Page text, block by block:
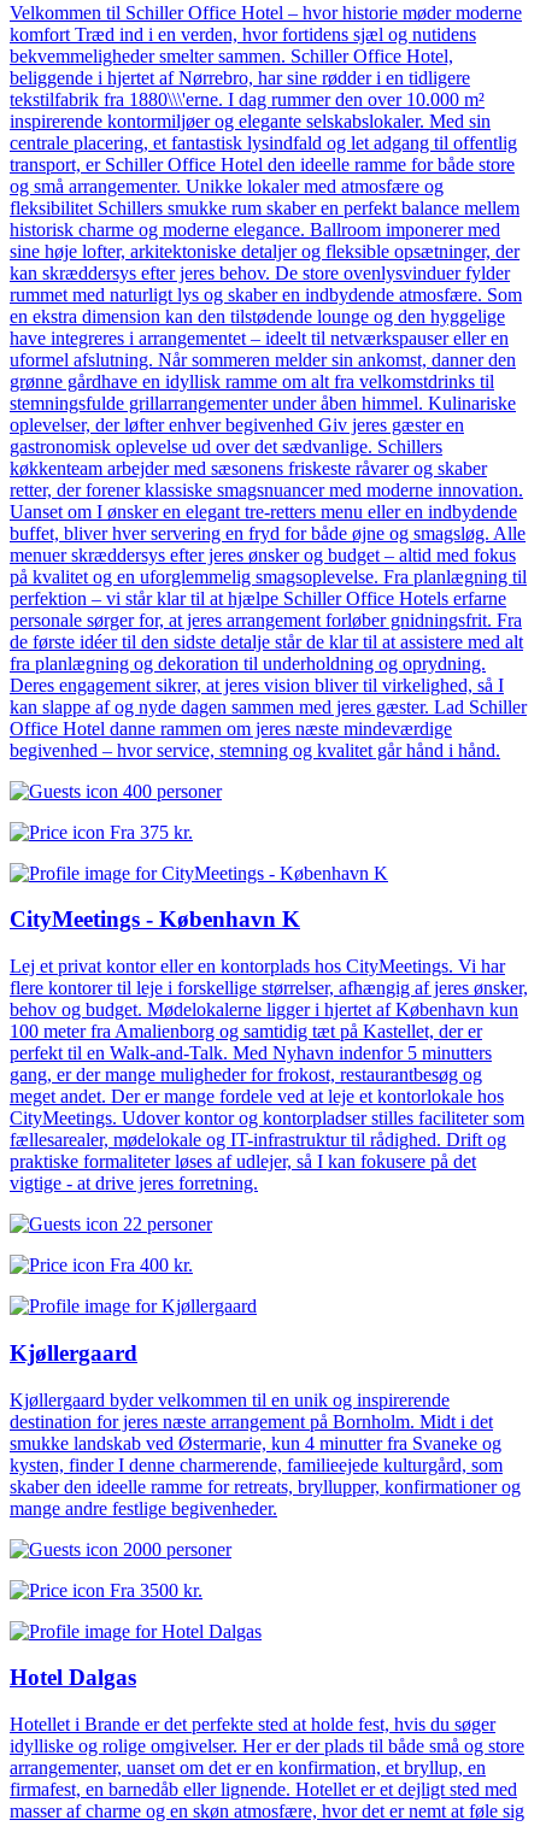
Velkommen til Schiller Office Hotel – hvor historie møder moderne
komfort Træd ind i en verden, hvor fortidens sjæl og nutidens
bekvemmeligheder smelter sammen. Schiller Office Hotel,
beliggende i hjertet af Nørrebro, har sine rødder i en tidligere
tekstilfabrik fra 1880\\\'erne. I dag rummer den over 10.000 m²
inspirerende kontormiljøer og elegante selskabslokaler. Med sin
centrale placering, et fantastisk lysindfald og let adgang til offentlig
transport, er Schiller Office Hotel den ideelle ramme for både store
og små arrangementer. Unikke lokaler med atmosfære og
fleksibilitet Schillers smukke rum skaber en perfekt balance mellem
historisk charme og moderne elegance. Ballroom imponerer med
sine høje lofter, arkitektoniske detaljer og fleksible opsætninger, der
kan skræddersys efter jeres behov. De store ovenlysvinduer fylder
rummet med naturligt lys og skaber en indbydende atmosfære. Som
en ekstra dimension kan den tilstødende lounge og den hyggelige
have integreres i arrangementet – ideelt til netværkspauser eller en
uformel afslutning. Når sommeren melder sin ankomst, danner den
grønne gårdhave en idyllisk ramme om alt fra velkomstdrinks til
stemningsfulde grillarrangementer under åben himmel. Kulinariske
oplevelser, der løfter enhver begivenhed Giv jeres gæster en
gastronomisk oplevelse ud over det sædvanlige. Schillers
køkkenteam arbejder med sæsonens friskeste råvarer og skaber
retter, der forener klassiske smagsnuancer med moderne innovation.
Uanset om I ønsker en elegant tre-retters menu eller en indbydende
buffet, bliver hver servering en fryd for både øjne og smagsløg. Alle
menuer skræddersys efter jeres ønsker og budget – altid med fokus
på kvalitet og en uforglemmelig smagsoplevelse. Fra planlægning til
perfektion – vi står klar til at hjælpe Schiller Office Hotels erfarne
personale sørger for, at jeres arrangement forløber gnidningsfrit. Fra
de første idéer til den sidste detalje står de klar til at assistere med alt
fra planlægning og dekoration til underholdning og oprydning.
Deres engagement sikrer, at jeres vision bliver til virkelighed, så I
kan slappe af og nyde dagen sammen med jeres gæster. Lad Schiller
Office Hotel danne rammen om jeres næste mindeværdige
begivenhed – hvor service, stemning og kvalitet går hånd i hånd.
400 personer
Fra 375 kr.
CityMeetings - København K
Lej et privat kontor eller en kontorplads hos CityMeetings. Vi har
flere kontorer til leje i forskellige størrelser, afhængig af jeres ønsker,
behov og budget. Mødelokalerne ligger i hjertet af København kun
100 meter fra Amalienborg og samtidig tæt på Kastellet, der er
perfekt til en Walk-and-Talk. Med Nyhavn indenfor 5 minutters
gang, er der mange muligheder for frokost, restaurantbesøg og
meget andet. Der er mange fordele ved at leje et kontorlokale hos
CityMeetings. Udover kontor og kontorpladser stilles faciliteter som
fællesarealer, mødelokale og IT-infrastruktur til rådighed. Drift og
praktiske formaliteter løses af udlejer, så I kan fokusere på det
vigtige - at drive jeres forretning.
22 personer
Fra 400 kr.
Kjøllergaard
Kjøllergaard byder velkommen til en unik og inspirerende
destination for jeres næste arrangement på Bornholm. Midt i det
smukke landskab ved Østermarie, kun 4 minutter fra Svaneke og
kysten, finder I denne charmerende, familieejede kulturgård, som
skaber den ideelle ramme for retreats, bryllupper, konfirmationer og
mange andre festlige begivenheder.
2000 personer
Fra 3500 kr.
Hotel Dalgas
Hotellet i Brande er det perfekte sted at holde fest, hvis du søger
idylliske og rolige omgivelser. Her er der plads til både små og store
arrangementer, uanset om det er en konfirmation, et bryllup, en
firmafest, en barnedåb eller lignende. Hotellet er et dejligt sted med
masser af charme og en skøn atmosfære, hvor det er nemt at føle sig